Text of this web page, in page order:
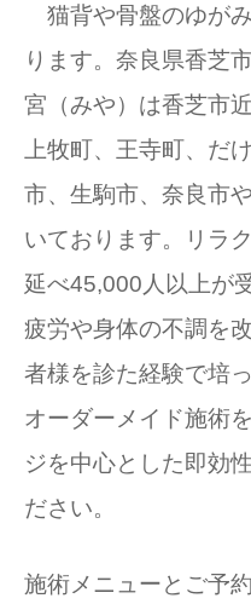
猫背や骨盤のゆが
ります。奈良県香芝
宮（みや）は香芝市
上牧町、王寺町、だ
市、生駒市、奈良市
いております。リラ
延べ45,000人以上が
疲労や身体の不調を
者様を診た経験で培
オーダーメイド施術
ジを中心とした即効
ださい。
施術メニューとご予